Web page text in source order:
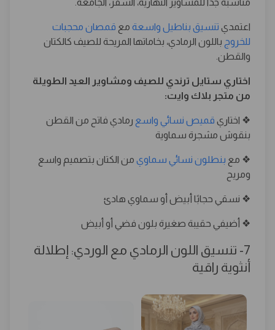
مناسبة جدًا للمشاوير النهارية، السفر، الجامعة.
اعتمدي تنسيق بناطيل واسعة مع قمصان محجبات
للخروج باللون الرمادي، بخاماتها المريحة للصيف كالكتان
والقطن.
اختاري ستايل ترندي للصيف ومشاوير العيد الطويلة
من متجر بلاك وايت:
❖ اختاري قميص نسائي واسع رمادي فاتح من القطن
بنقوش مشجرة سماوية
❖ مع بنطلون نسائي سماوي من الكتان بتصميم واسع
ومريح
❖ نسقي حجابًا أبيض أو سماوي هادئ
❖ أضيفي حقيبة صغيرة بلون فضي أو أبيض
7- تنسيق اللون الرمادي مع الوردي: إطلالة
أنثوية راقية